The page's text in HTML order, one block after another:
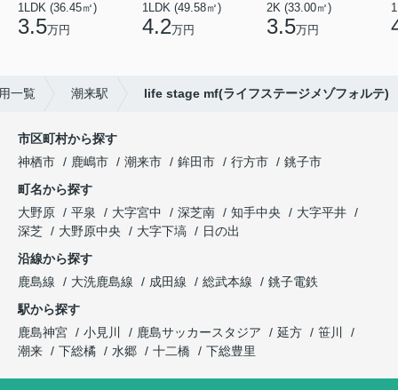
1LDK (36.45㎡)
3.5万円
1LDK (49.58㎡)
4.2万円
2K (33.00㎡)
3.5万円
一覧 潮来駅 life stage mf(ライフステージメゾフォルテ)
市区町村から探す
神栖市
鹿嶋市 潮来市 鉾田市 行方市
銚子市
町名から探す
大野原
平泉 大字宮中 深芝南 知手中央
大字平井
深芝
大野原中央 大字下塙
日の出
沿線から探す
鹿島線
大洗鹿島線 成田線 総武本線
銚子電鉄
駅から探す
鹿島神宮
小見川 鹿島サッカースタジア 延方
笹川
潮来
下総橘 水郷 十二橋 下総豊里